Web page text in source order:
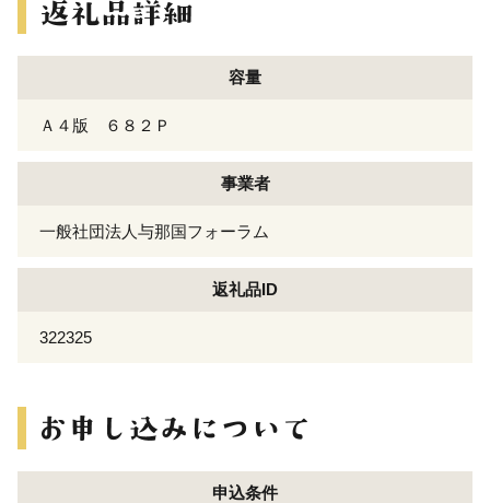
容量
Ａ４版 ６８２Ｐ
事業者
一般社団法人与那国フォーラム
返礼品ID
322325
申込条件